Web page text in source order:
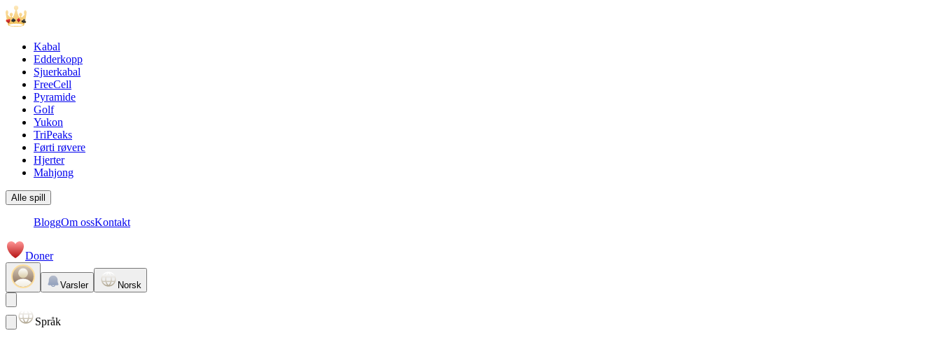
Kabal
Edderkopp
Sjuerkabal
FreeCell
Pyramide
Golf
Yukon
TriPeaks
Førti røvere
Hjerter
Mahjong
Alle spill
BloggOm ossKontakt
Doner
Varsler Norsk
Språk